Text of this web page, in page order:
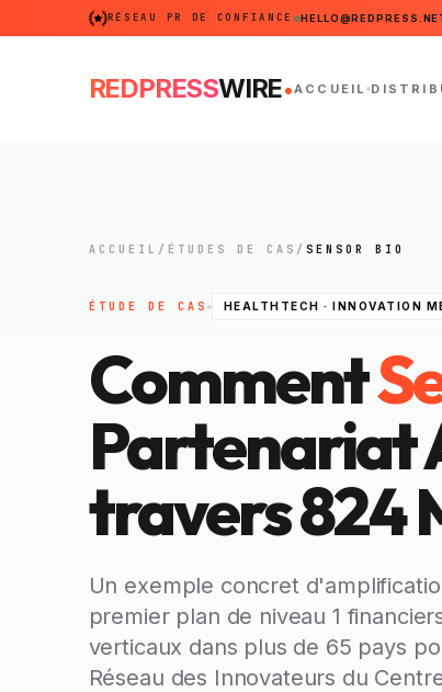
RÉSEAU PR DE CONFIANCE
REDPRESSWIRE.ACCUEIL
ACCUEIL / ÉTUDES DE CAS / SENSOR BIO
ÉTUDE DE CAS HEALTHTECH · INNOVATION
Comment
Partenariat
travers 824
Un exemple concret
premier plan de niveau 1
verticaux dans plus de 65 pays
Réseau des Innovateurs du